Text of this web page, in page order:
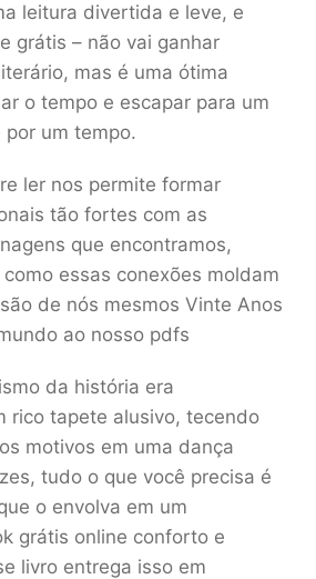
leitura divertida e leve, e
grátis – não vai ganhar
mas é uma ótima
o tempo e escapar para um
um tempo.
ler nos permite formar
tão fortes com as
que encontramos,
essas conexões moldam
de nós mesmos Vinte Anos
ao nosso pdfs
da história era
rico tapete alusivo, tecendo
motivos em uma dança
tudo o que você precisa é
o envolva em um
grátis online conforto e
livro entrega isso em